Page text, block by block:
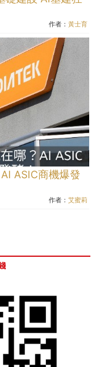
作者： 黃士育
ASIC商機爆發
作者： 艾蜜莉